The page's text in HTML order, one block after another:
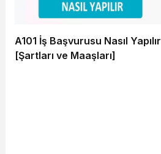
A101 İş Başvurusu Nasıl Yapılır
[Şartları ve Maaşları]